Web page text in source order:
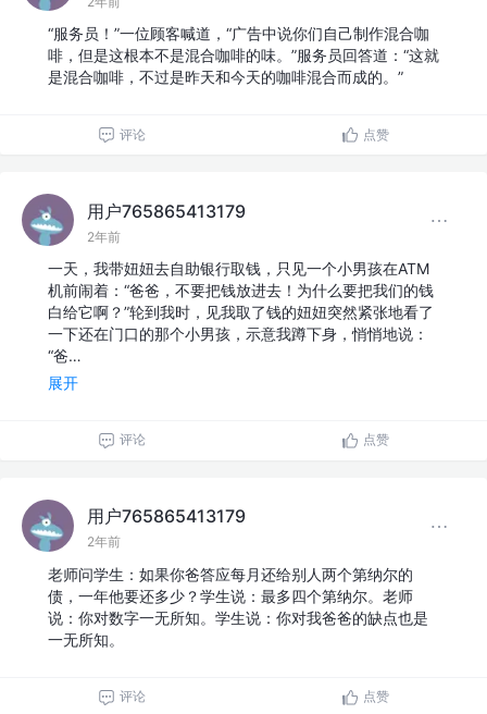
“服务员！”一位顾客喊道，“广告中说你们自己制作混合咖
啡，但是这根本不是混合咖啡的味。”服务员回答道：“这就
是混合咖啡，不过是昨天和今天的咖啡混合而成的。”
评论 点赞
用户765865413179
2年前
一天，我带妞妞去自助银行取钱，只见一个小男孩在ATM
机前闹着：“爸爸，不要把钱放进去！为什么要把我们的钱
白给它啊？”轮到我时，见我取了钱的妞妞突然紧张地看了
一下还在门口的那个小男孩，示意我蹲下身，悄悄地说：
“爸…
展开
评论 点赞
用户765865413179
2年前
老师问学生：如果你爸答应每月还给别人两个第纳尔的
债，一年他要还多少？学生说：最多四个第纳尔。老师
说：你对数字一无所知。学生说：你对我爸爸的缺点也是
一无所知。
评论 点赞